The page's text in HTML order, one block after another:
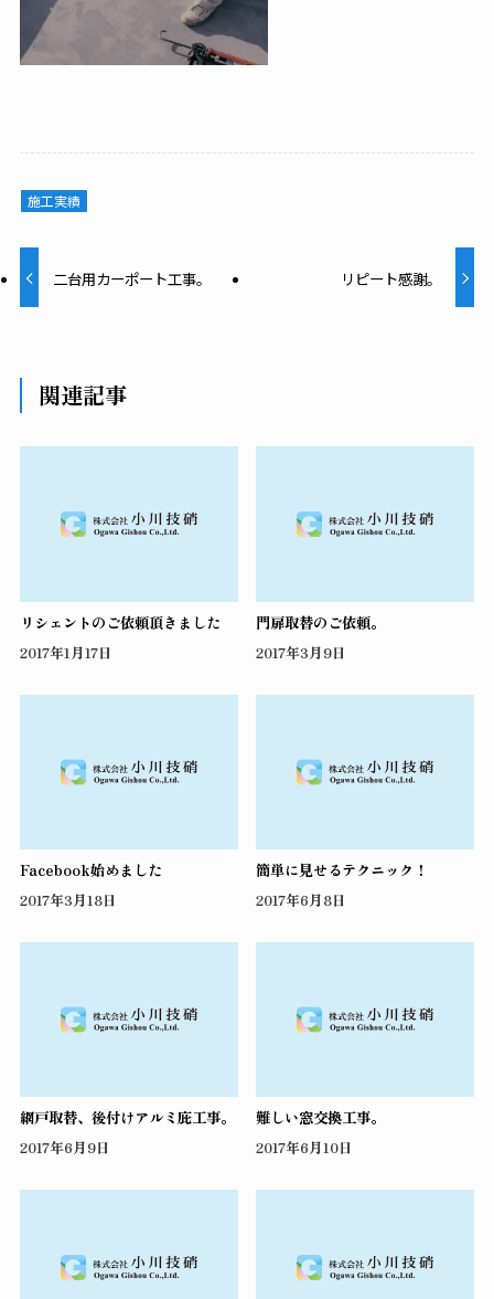
施工実績
二台用カーポート工事。 リピート感謝。
関連記事
リシェントのご依頼頂きました
2017年1月17日
門扉取替のご依頼。
2017年3月9日
Facebook始めました
2017年3月18日
簡単に見せるテクニック！
2017年6月8日
網戸取替、後付けアルミ庇工事。
2017年6月9日
難しい窓交換工事。
2017年6月10日